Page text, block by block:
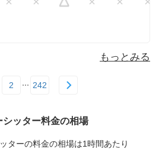
もっとみる
2 242
ッター料金の相場
ターの料金の相場は1時間あたり